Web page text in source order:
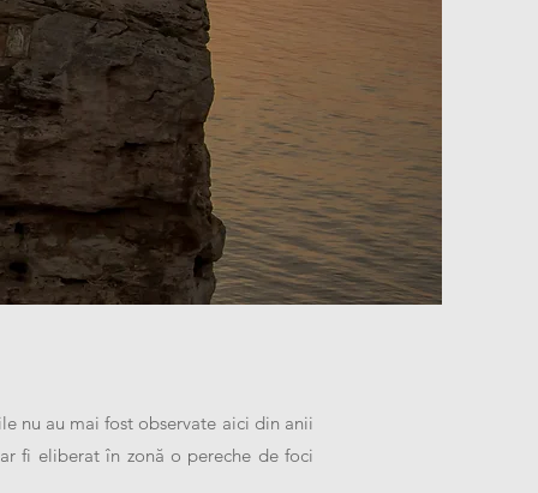
nu au mai fost observate aici din anii
fi eliberat în zonă o pereche de foci